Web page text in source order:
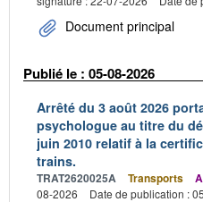
Document principal
Publié le : 05-08-2026
Arrêté du 3 août 2026
psychologue au titre du
juin 2010 relatif à la
trains.
TRAT2620025A Transports
08-2026
Date de publication :